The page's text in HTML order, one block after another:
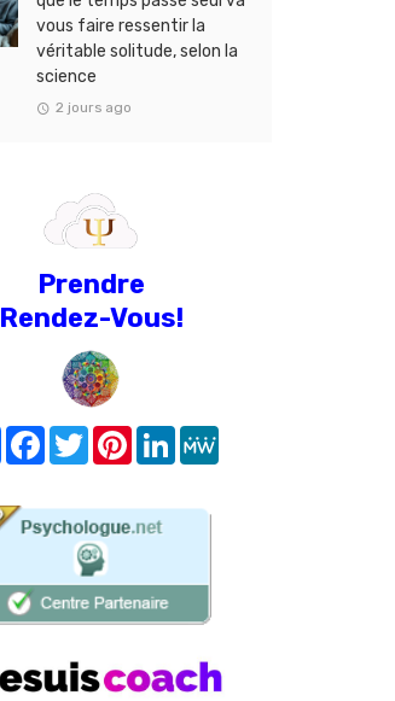
vous faire ressentir la
véritable solitude, selon la
science
2 jours ago
Prendre
Rendez-Vous!
Share FacebookTwitterPinterest
LinkedIn